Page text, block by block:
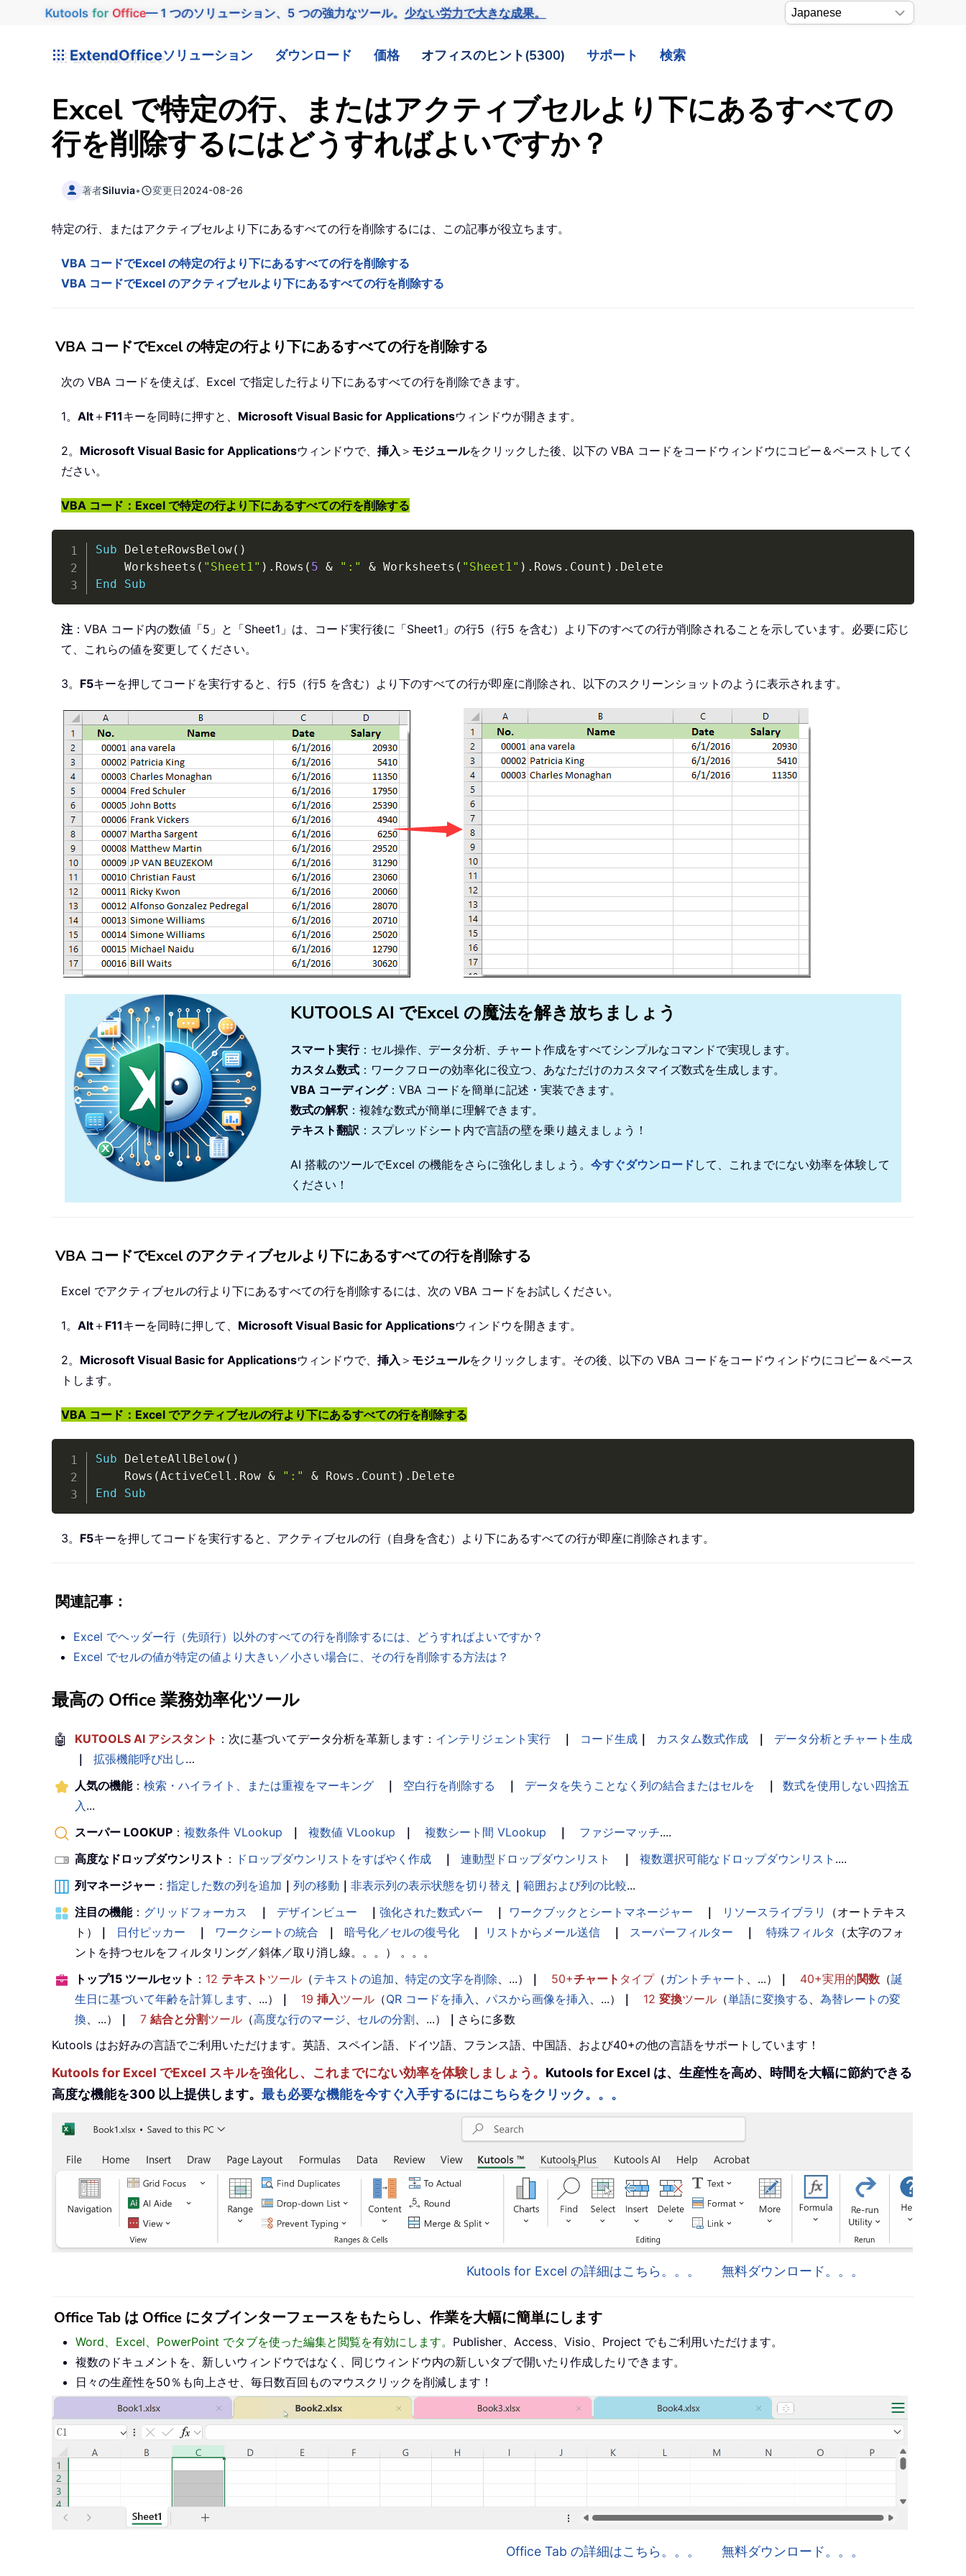
Kutools for Office— 1 つのソリューション、5 つの強力なツール。 少ない労力で大きな成果。
ExtendOfficeソリューション ダウンロード 価格 オフィスのヒント(5300) サポート 検索
Excel で特定の行、またはアクティブセルより下にあるすべての
行を削除するにはどうすればよいですか？
著者Siluvia• 変更日2024-08-26
特定の行、またはアクティブセルより下にあるすべての行を削除するには、この記事が役立ちます。
VBA コードでExcel の特定の行より下にあるすべての行を削除する
VBA コードでExcel のアクティブセルより下にあるすべての行を削除する
VBA コードでExcel の特定の行より下にあるすべての行を削除する
次の VBA コードを使えば、Excel で指定した行より下にあるすべての行を削除できます。
1。 Alt＋ F11キーを同時に押すと、 Microsoft Visual Basic for Applicationsウィンドウが開きます。
2。 Microsoft Visual Basic for Applicationsウィンドウで、 挿入 ＞ モジュールをクリックした後、以下の VBA コードをコードウィンドウにコピー＆ペーストしてく
ださい。
VBA コード：Excel で特定の行より下にあるすべての行を削除する
Sub DeleteRowsBelow( )
    Worksheets
( "Sheet1" ) . Rows ( 5 & ":" & Worksheets ( "Sheet1" ) . Rows . Count ) .
End
Sub
注 ：VBA コード内の数値「5」と「Sheet1」は、コード実行後に「Sheet1」の行5（行5 を含む）より下のすべての行が削除されることを示しています。必要に応じ
て、これらの値を変更してください。
3。 F5キーを押してコードを実行すると、行5（行5 を含む）より下のすべての行が即座に削除され、以下のスクリーンショットのように表示されます。
KUTOOLS AI でExcel の魔法を解き放ちましょう
スマート実行：セル操作、データ分析、チャート作成をすべてシンプルなコマンドで実現します。
カスタム数式 ：ワークフローの効率化に役立つ、あなただけのカスタマイズ数式を生成します。
VBA コーディング：VBA コードを簡単に記述・実装できます。
数式の解釈 ：複雑な数式が簡単に理解できます。
テキスト翻訳 ：スプレッドシート内で言語の壁を乗り越えましょう！
AI 搭載のツールでExcel の機能をさらに強化しましょう。 今すぐダウンロード して、これまでにない効率を体験して
ください！
VBA コードでExcel のアクティブセルより下にあるすべての行を削除する
Excel でアクティブセルの行より下にあるすべての行を削除するには、次の VBA コードをお試しください。
1。 Alt＋ F11キーを同時に押して、 Microsoft Visual Basic for Applicationsウィンドウを開きます。
2。 Microsoft Visual Basic for Applicationsウィンドウで、 挿入 ＞ モジュールをクリックします。その後、以下の VBA コードをコードウィンドウにコピー＆ペース
トします。
VBA コード：Excel でアクティブセルの行より下にあるすべての行を削除する
Sub DeleteAllBelow( )
    Rows
(ActiveCell . Row & ":" & Rows . Count ) .
End
Sub
3。 F5キーを押してコードを実行すると、アクティブセルの行（自身を含む）より下にあるすべての行が即座に削除されます。
関連記事：
Excel でヘッダー行（先頭行）以外のすべての行を削除するには、どうすればよいですか？
Excel でセルの値が特定の値より大きい／小さい場合に、その行を削除する方法は？
最高の Office 業務効率化ツール
🤖 KUTOOLS AI アシスタント ：次に基づいてデータ分析を革新します： インテリジェント実行 ｜ コード生成 ｜ カスタム数式作成 ｜
データ分析とチャート生成
｜
拡張機能呼び出し…
人気の機能： 検索・ハイライト、または重複をマーキング ｜ 空白行を削除する ｜ データを失うことなく列の結合またはセルを ｜
数式を使用しない四捨五
入...
スーパー LOOKUP ： 複数条件 VLookup ｜ 複数値 VLookup ｜ 複数シート間 VLookup ｜ ファジーマッチ....
高度なドロップダウンリスト ： ドロップダウンリストをすばやく作成 ｜ 連動型ドロップダウンリスト ｜ 複数選択可能なドロップダウンリスト ....
列マネージャー ： 指定した数の列を追加 ｜ 列の移動 ｜ 非表示列の表示状態を切り替え ｜ 範囲および列の比較...
注目の機能： グリッドフォーカス ｜ デザインビュー ｜ 強化された数式バー ｜ ワークブックとシートマネージャー ｜ リソースライブラリ
（オートテキス
ト）
｜ 日付ピッカー ｜ ワークシートの統合 ｜ 暗号化／セルの復号化 ｜ リストからメール送信 ｜ スーパーフィルター ｜ 特殊フィルタ （太字のフォ
ントを持つセルをフィルタリング／斜体／取り消し線。。。） 。。。
トップ15 ツールセット ： 12 テキスト ツール （テキストの追加、 特定の文字を削除、...） ｜ 50+チャート タイプ（ ガントチャート 、...） ｜ 40+実用的関数 （誕
生日に基づいて年齢を計算します、...） ｜ 19 挿入ツール （QR コードを挿入 、 パスから画像を挿入 、...） ｜ 12 変換ツール （単語に変換する 、 為替レートの変
換、...） ｜ 7 結合と分割ツール （高度な行のマージ、 セルの分割、...） ｜ さらに多数
Kutools はお好みの言語でご利用いただけます。英語、スペイン語、ドイツ語、フランス語、中国語、および40+の他の言語をサポートしています！
Kutools for Excel でExcel スキルを強化し、これまでにない効率を体験しましょう。 Kutools for Excel は、生産性を高め、時間を大幅に節約できる
高度な機能を300 以上提供します。 最も必要な機能を今すぐ入手するにはこちらをクリック。。。
Kutools for Excel の詳細はこちら。。。 無料ダウンロード。。。
Office Tab は Office にタブインターフェースをもたらし、作業を大幅に簡単にします
Word、Excel、PowerPoint でタブを使った編集と閲覧を有効にします。 Publisher、Access、Visio、Project でもご利用いただけます。
複数のドキュメントを、新しいウィンドウではなく、同じウィンドウ内の新しいタブで開いたり作成したりできます。
日々の生産性を50％も向上させ、毎日数百回ものマウスクリックを削減します！
Office Tab の詳細はこちら。。。 無料ダウンロード。。。